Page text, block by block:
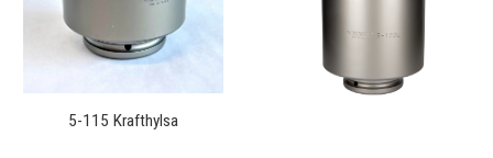
5-115 Krafthylsa